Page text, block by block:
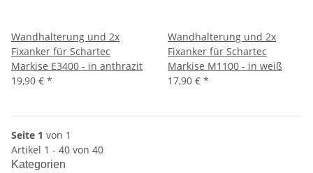
Wandhalterung und 2x
Fixanker für Schartec
Markise E3400 - in anthrazit
19,90 € *
Wandhalterung und 2x
Fixanker für Schartec
Markise M1100 - in weiß
17,90 € *
Seite 1 von 1
Artikel 1 - 40 von 40
Kategorien